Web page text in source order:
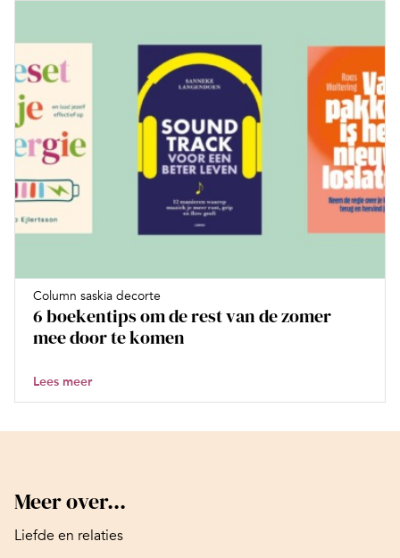
Column saskia decorte
6 boekentips om de rest van de zomer
mee door te komen
Lees meer
Meer over...
Liefde en relaties